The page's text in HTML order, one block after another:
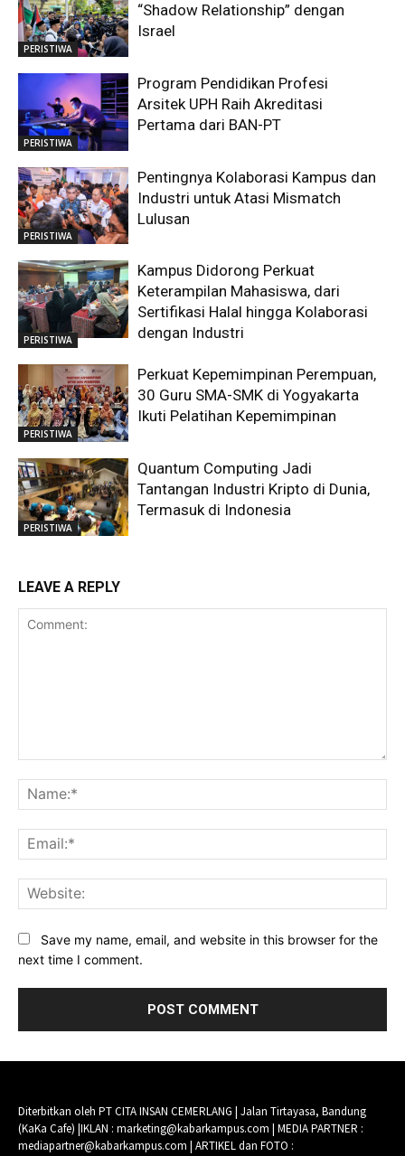
PERISTIWA
“Shadow Relationship” dengan
Israel
PERISTIWA
Program Pendidikan Profesi
Arsitek UPH Raih Akreditasi
Pertama dari BAN-PT
PERISTIWA
Pentingnya Kolaborasi Kampus dan
Industri untuk Atasi Mismatch
Lulusan
PERISTIWA
Kampus Didorong Perkuat
Keterampilan Mahasiswa, dari
Sertifikasi Halal hingga Kolaborasi
dengan Industri
PERISTIWA
Perkuat Kepemimpinan Perempuan,
30 Guru SMA-SMK di Yogyakarta
Ikuti Pelatihan Kepemimpinan
PERISTIWA
Quantum Computing Jadi
Tantangan Industri Kripto di Dunia,
Termasuk di Indonesia
LEAVE A REPLY
Save my name, email, and website in this browser for the
next time I comment.
Diterbitkan oleh PT CITA INSAN CEMERLANG | Jalan Tirtayasa, Bandung
(KaKa Cafe) |IKLAN : marketing@kabarkampus.com | MEDIA PARTNER :
mediapartner@kabarkampus.com | ARTIKEL dan FOTO :